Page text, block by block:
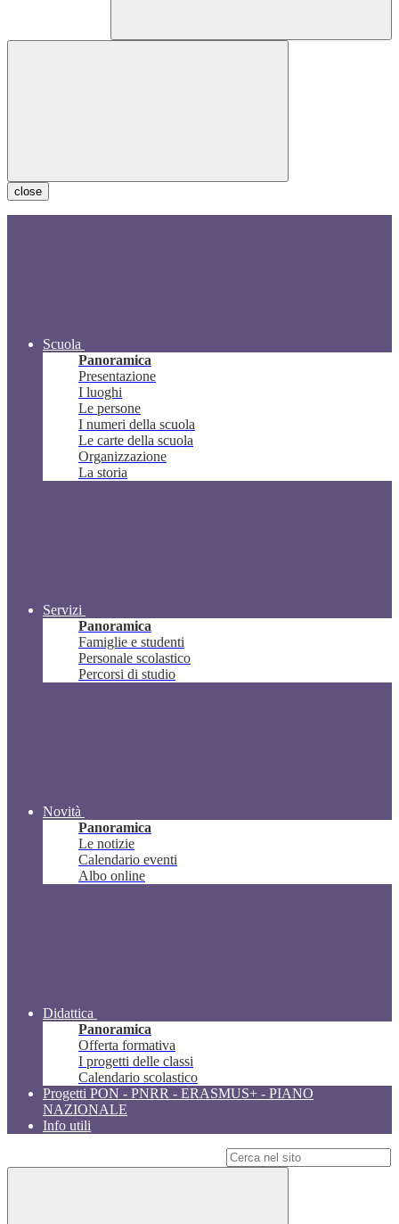
close
Scuola
Panoramica
Presentazione
I luoghi
Le persone
I numeri della scuola
Le carte della scuola
Organizzazione
La storia
Servizi
Panoramica
Famiglie e studenti
Personale scolastico
Percorsi di studio
Novità
Panoramica
Le notizie
Calendario eventi
Albo online
Didattica
Panoramica
Offerta formativa
I progetti delle classi
Calendario scolastico
Progetti PON - PNRR - ERASMUS+ - PIANO
NAZIONALE
Info utili